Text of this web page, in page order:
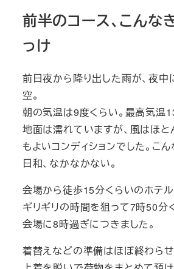
前半のコース、こんな
っけ
前日夜から降り出した雨が、夜中
空。
朝の気温は9度くらい。最高気温
地面は濡れていますが、風はほと
もよいコンディションでした。こ
日和、なかなかない。
会場から徒歩15分くらいのホテル
ギリギリの時間を狙って7時50分
会場に8時過ぎにつきました。
着替えなどの準備はほぼ終わらせ